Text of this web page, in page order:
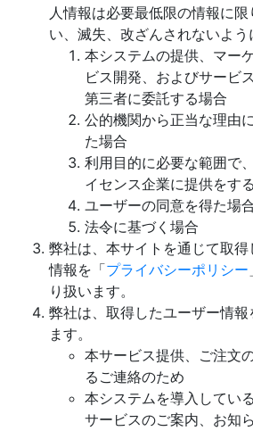
人情報は必要最低限の情報に限
い、滅失、改ざんされないよう
本システムの提供、マー
ビス開発、およびサービ
第三者に委託する場合
公的機関から正当な理由
た場合
利用目的に必要な範囲で
イセンス企業に提供をす
ユーザーの同意を得た場
法令に基づく場合
弊社は、本サイトを通じて取
情報を「プライバシーポリシー
り扱います。
弊社は、取得したユーザー情
ます。
本サービス提供、ご注文
るご連絡のため
本システムを導入してい
サービスのご案内、お知